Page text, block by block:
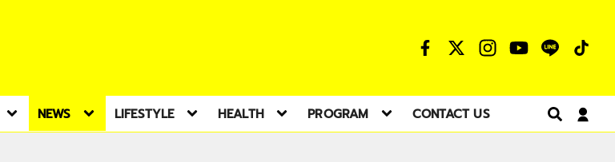
NEWS LIFESTYLE HEALTH PROGRAM CONTACT US